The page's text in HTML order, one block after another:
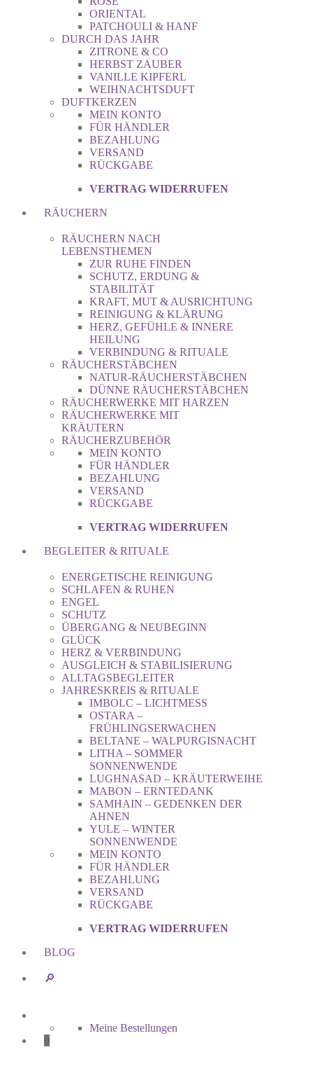
ORIENTAL
PATCHOULI & HANF
DURCH DAS JAHR
ZITRONE & CO
HERBST ZAUBER
VANILLE KIPFERL
WEIHNACHTSDUFT
DUFTKERZEN
MEIN KONTO
FÜR HÄNDLER
BEZAHLUNG
VERSAND
RÜCKGABE
VERTRAG WIDERRUFEN
RÄUCHERN
RÄUCHERN NACH
LEBENSTHEMEN
ZUR RUHE FINDEN
SCHUTZ, ERDUNG &
STABILITÄT
KRAFT, MUT & AUSRICHTUNG
REINIGUNG & KLÄRUNG
HERZ, GEFÜHLE & INNERE
HEILUNG
VERBINDUNG & RITUALE
RÄUCHERSTÄBCHEN
NATUR-RÄUCHERSTÄBCHEN
DÜNNE RÄUCHERSTÄBCHEN
RÄUCHERWERKE MIT HARZEN
RÄUCHERWERKE MIT
KRÄUTERN
RÄUCHERZUBEHÖR
MEIN KONTO
FÜR HÄNDLER
BEZAHLUNG
VERSAND
RÜCKGABE
VERTRAG WIDERRUFEN
BEGLEITER & RITUALE
ENERGETISCHE REINIGUNG
SCHLAFEN & RUHEN
ENGEL
SCHUTZ
ÜBERGANG & NEUBEGINN
GLÜCK
HERZ & VERBINDUNG
AUSGLEICH & STABILISIERUNG
ALLTAGSBEGLEITER
JAHRESKREIS & RITUALE
IMBOLC – LICHTMESS
OSTARA –
FRÜHLINGSERWACHEN
BELTANE – WALPURGISNACHT
LITHA – SOMMER
SONNENWENDE
LUGHNASAD – KRÄUTERWEIHE
MABON – ERNTEDANK
SAMHAIN – GEDENKEN DER
AHNEN
YULE – WINTER
SONNENWENDE
MEIN KONTO
FÜR HÄNDLER
BEZAHLUNG
VERSAND
RÜCKGABE
VERTRAG WIDERRUFEN
BLOG
🔎︎
Meine Bestellungen
0